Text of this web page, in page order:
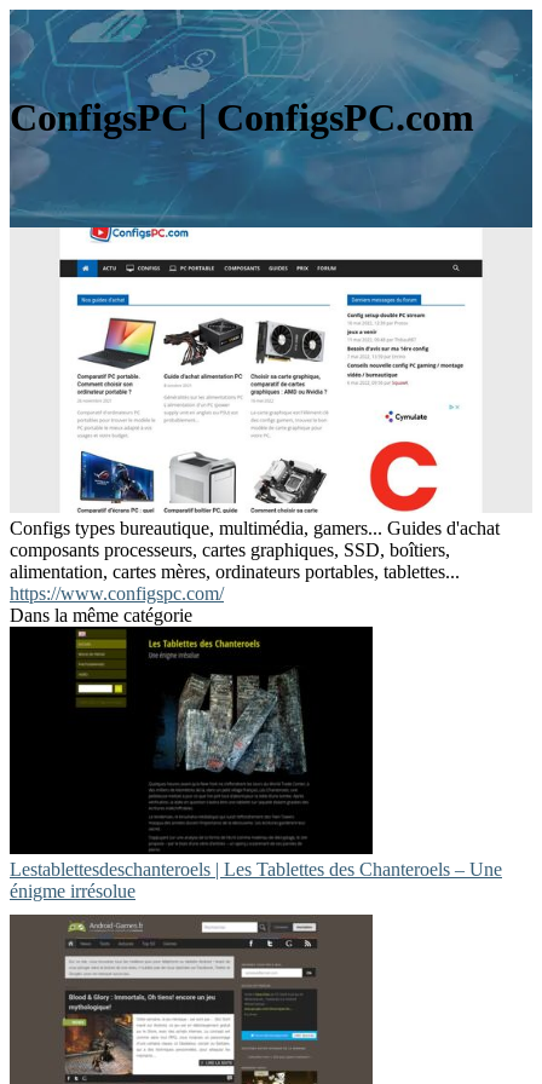
ConfigsPC | ConfigsPC.com
Configs types bureautique, multimédia, gamers... Guides d'achat
composants processeurs, cartes graphiques, SSD, boîtiers,
alimentation, cartes mères, ordinateurs portables, tablettes...
https://www.configspc.com/
Dans la même catégorie
Lestablettesdeschan­te­roels | Les Tablettes des Chanteroels – Une
énigme irrésolue